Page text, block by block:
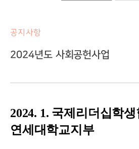
공지사항
2024년도 사회공헌사업
2024. 1. 국제리더십학
연세대학교지부